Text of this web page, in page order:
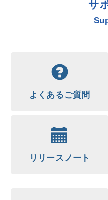
サ
よくあるご質問
リリースノート